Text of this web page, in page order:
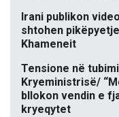
Irani publikon
shtohen
Khameneit
Tensione në
Kryeministrisë/
bllokon vendin e
kryeqytet